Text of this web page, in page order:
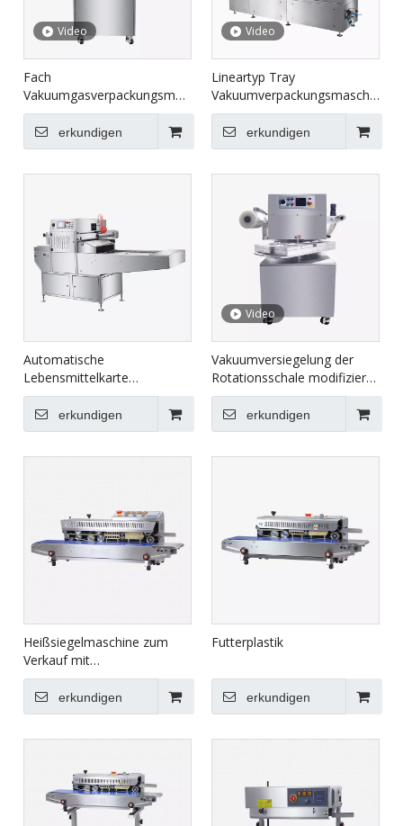
Video
Fach
Vakuumgasverpackungsmaschine
HVT-450m
erkundigen
Video
Lineartyp Tray
Vakuumverpackungsmaschine
HVT-350AZ
erkundigen
Automatische
Lebensmittelkarte
modifizierte Atmosphäre
Tray Sealer
Verpackungsmaschine HVT-
erkundigen
Video
Vakuumversiegelung der
Rotationsschale modifizierte
Atmosphäre
Hautverpackungsmaschine
für Lebensmittel HVT-450R-
erkundigen
Heißsiegelmaschine zum
Verkauf mit
Edelstahlgehäuse FRBM-
810I
erkundigen
Futterplastik
erkundigen